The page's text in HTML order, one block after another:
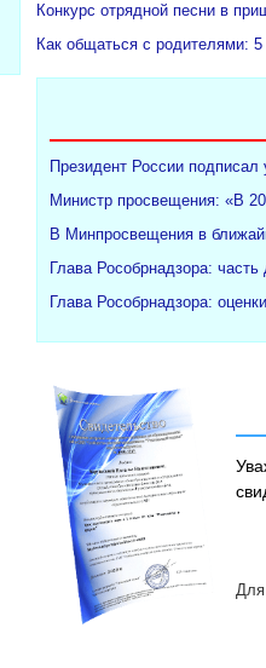
Конкурс отрядной песни в
Как общаться с родителями: 5
Президент России подписал
Министр просвещения: «В
В Минпросвещения в
Глава Рособрнадзора:
Глава Рособрнадзора:
Для